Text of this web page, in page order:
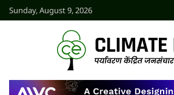
Skip
to
Sunday, August 9, 2026
CLIMATE EAST